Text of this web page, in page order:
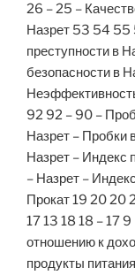
26 – 25 –
Назрет 53 54 55
преступности в
безопасности в
92 92 – 90 –
Назрет – Пробки
Назрет – Индекс
– Назрет –
Прокат 19 20 20
17 13 18 18 – 17
отношению к
продукты